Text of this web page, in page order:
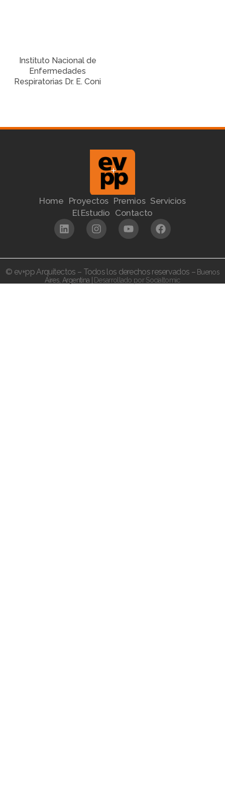
Instituto Nacional de
Enfermedades
Respiratorias Dr. E. Coni
Home Proyectos Premios Servicios
El Estudio Contacto
© ev+pp Arquitectos – Todos los derechos reservados – Buenos
Aires, Argentina | Desarrollado por Socialtomic